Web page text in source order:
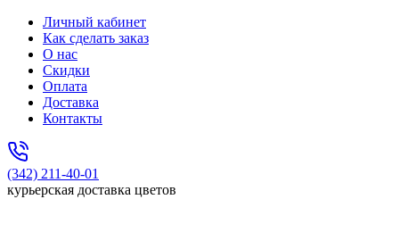
Личный кабинет
Как сделать заказ
О нас
Скидки
Оплата
Доставка
Контакты
(342) 211-40-01
курьерская доставка цветов